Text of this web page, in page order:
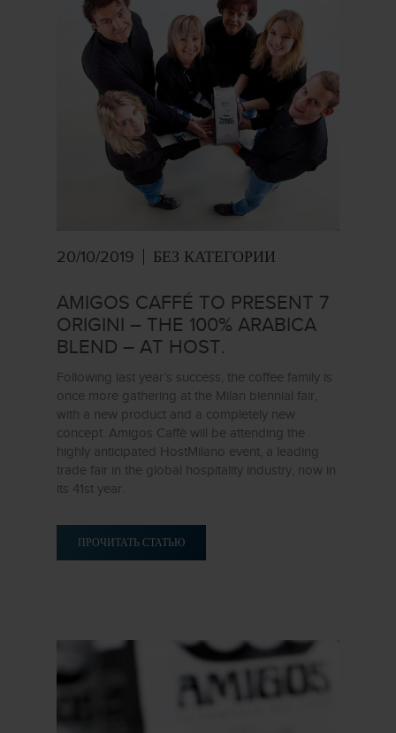
20/10/2019 БЕЗ КАТЕГОРИИ
AMIGOS CAFFÉ TO PRESENT 7
ORIGINI – THE 100% ARABICA
BLEND – AT HOST.
Following last year’s success, the coffee family is
once more gathering at the Milan biennial fair,
with a new product and a completely new
concept. Amigos Caffè will be attending the
highly anticipated HostMilano event, a leading
trade fair in the global hospitality industry, now in
its 41st year.
ПРОЧИТАТЬ СТАТЬЮ